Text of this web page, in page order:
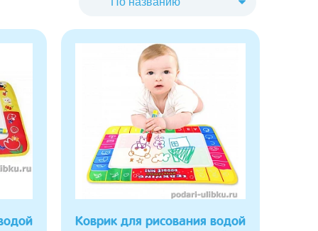
Коврик для рисования водой